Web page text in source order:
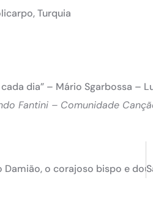
Turquia
dia” – Mário Sgarbossa –
Fantini – Comunidade
Damião, o corajoso bispo e